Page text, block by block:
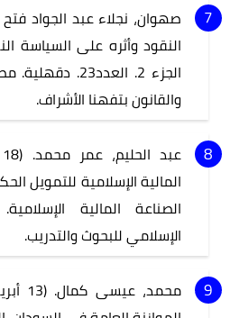
النقود وأثره على السياسة
الجزء 2.
والقانون بتفهنا الأشراف.
المالية الإسلامية للتمويل
الصناعة المالية
الإسلامي للبحوث والتدريب.